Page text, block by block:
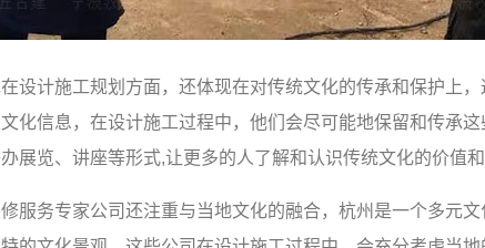
设计施工规划方面，还体现在对传统文化的传承和保护上
化信息，在设计施工过程中，他们会尽可能地保留和传承
展览、讲座等形式,让更多的人了解和认识传统文化的价值和
服务专家公司还注重与当地文化的融合，杭州是一个多元